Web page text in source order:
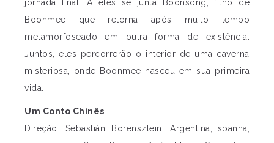
jornada final. A eles se junta Boonsong, filho de
Boonmee que retorna após muito tempo
metamorfoseado em outra forma de existência.
Juntos, eles percorrerão o interior de uma caverna
misteriosa, onde Boonmee nasceu em sua primeira
vida.
Um Conto Chinês
Direção: Sebastián Borensztein, Argentina,Espanha,